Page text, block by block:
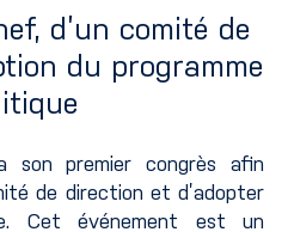
d’un comité de
du programme
son premier congrès afin
de direction et d’adopter
Cet événement est un